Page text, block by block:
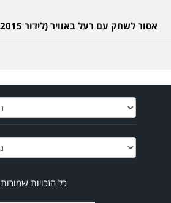
אסור לשחק עם רעל באוויר (לידור 10-09-2015, 19:50)
כל הזכויות שמורות